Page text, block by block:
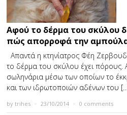
Αφού το δέρμα του σκύλου
πώς απορροφά την
Απαντά η κτηνίατρος Φέη
το δέρμα του σκύλου έχει πόρους.
σωληνάρια μέσω των οποίων το
και των ιδρωτοποιών αδένων του
bytrihes 23/10/2014 0 comments